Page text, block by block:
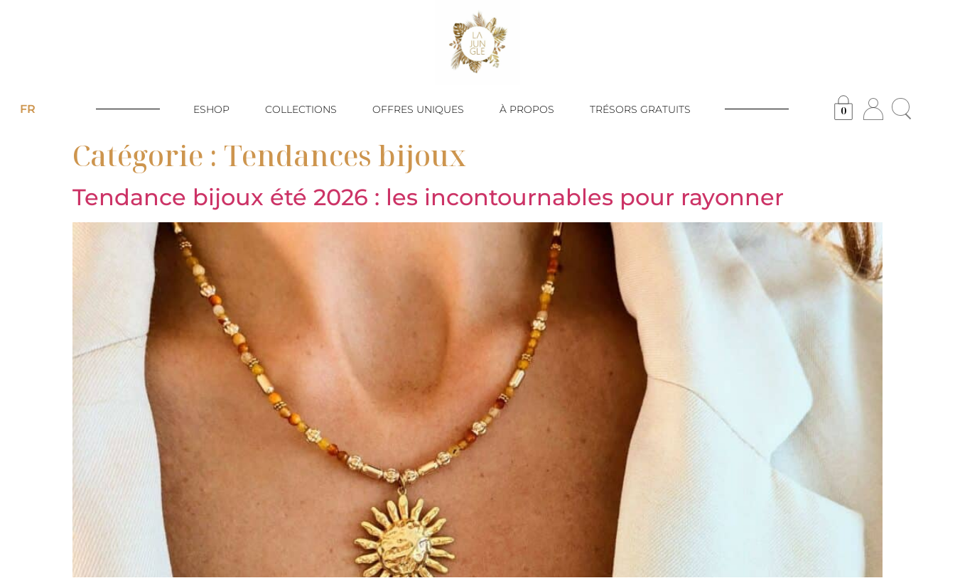
FR ESHOP COLLECTIONS OFFRES UNIQUES À PROPOS TRÉSORS GRATUITS 0
Catégorie : Tendances bijoux
Tendance bijoux été 2026 : les incontournables pour rayonner